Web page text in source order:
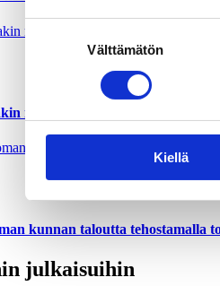
Suostumuksen
Välttämätön
Kiellä
melkein
kunnan taloutta tehostamalla
julkaisuihin